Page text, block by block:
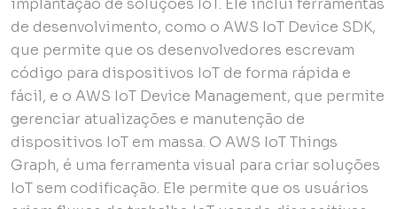
de desenvolvimento, como o AWS IoT Device SDK,
que permite que os desenvolvedores escrevam
código para dispositivos IoT de forma rápida e
fácil, e o AWS IoT Device Management, que permite
gerenciar atualizações e manutenção de
dispositivos IoT em massa. O AWS IoT Things
Graph, é uma ferramenta visual para criar soluções
IoT sem codificação. Ele permite que os usuários